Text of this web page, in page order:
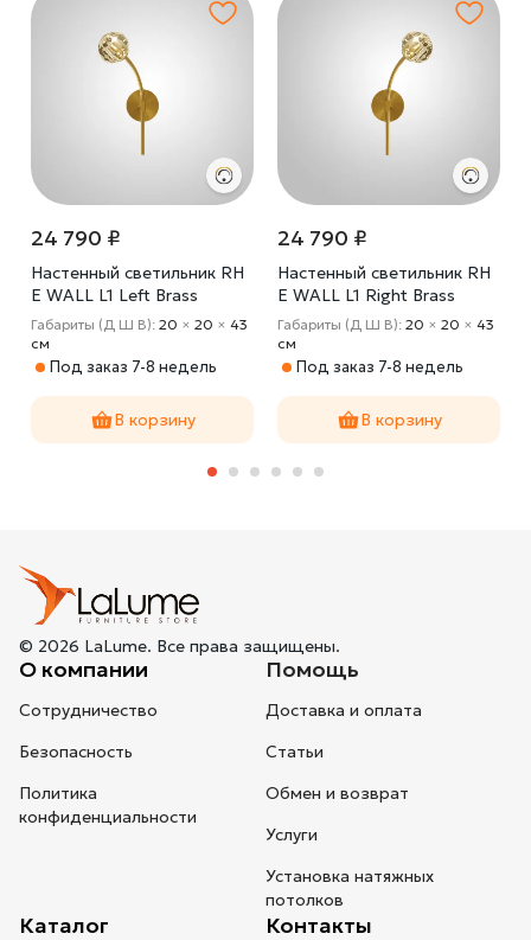
24 790 ₽
Настенный светильник RH
E WALL L1 Left Brass
Габариты (Д Ш В): 20 × 20 × 43
cм
Под заказ 7-8 недель
В корзину
24 790 ₽
Настенный светильник RH
E WALL L1 Right Brass
Габариты (Д Ш В): 20 × 20 × 43
cм
Под заказ 7-8 недель
В корзину
© 2026 LaLume. Все права защищены.
О компании
Сотрудничество
Безопасность
Политика
конфиденциальности
Помощь
Доставка и оплата
Статьи
Обмен и возврат
Услуги
Установка натяжных
потолков
Каталог Контакты